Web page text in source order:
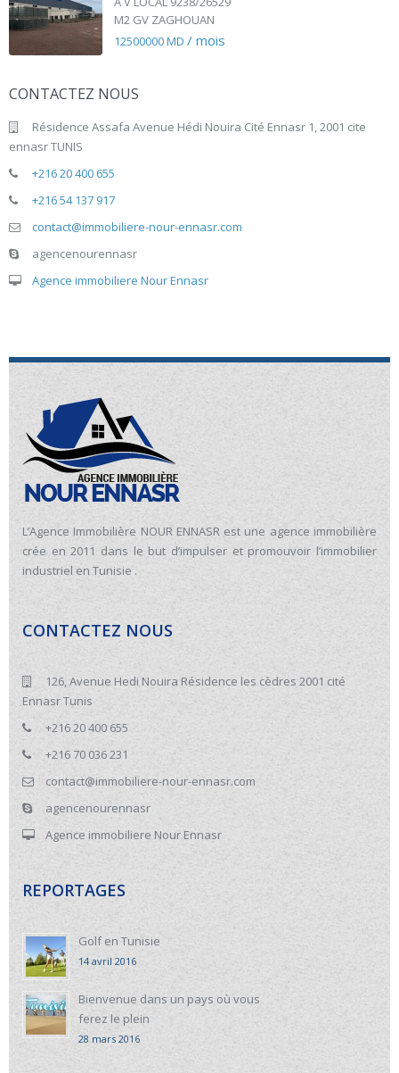
M2 GV ZAGHOUAN
12500000 MD / mois
CONTACTEZ NOUS
Résidence Assafa Avenue Hédi Nouira Cité Ennasr 1, 2001 cite
ennasr TUNIS
+216 20 400 655
+216 54 137 917
contact@immobiliere-nour-ennasr.com
agencenourennasr
Agence immobiliere Nour Ennasr
L’Agence Immobilière NOUR ENNASR est une agence immobilière
crée en 2011 dans le but d’impulser et promouvoir l’immobilier
industriel en Tunisie .
CONTACTEZ NOUS
126, Avenue Hedi Nouira Résidence les cèdres 2001 cité
Ennasr Tunis
+216 20 400 655
+216 70 036 231
contact@immobiliere-nour-ennasr.com
agencenourennasr
Agence immobiliere Nour Ennasr
REPORTAGES
Golf en Tunisie
14 avril 2016
Bienvenue dans un pays où vous
ferez le plein
28 mars 2016